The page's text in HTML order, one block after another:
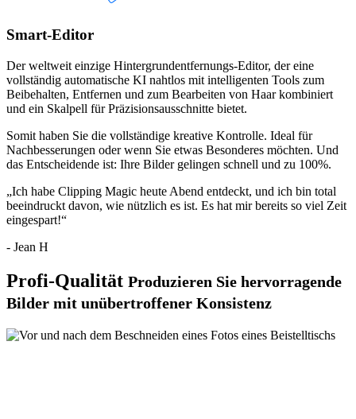
Smart-Editor
Der weltweit einzige Hintergrundentfernungs-Editor, der eine
vollständig automatische KI nahtlos mit intelligenten Tools zum
Beibehalten, Entfernen und zum Bearbeiten von Haarkombiniert
und ein Skalpell für Präzisionsausschnitte bietet.
Somit haben Sie die vollständige kreative Kontrolle. Ideal für
Nachbesserungen oder wenn Sie etwas Besonderes möchten. Und
das Entscheidende ist: Ihre Bilder gelingen schnell und zu 100%.
„Ich habe Clipping Magic heute Abend entdeckt, und ich bin total
beeindruckt davon, wie nützlich es ist. Es hat mir bereits so viel Zeit
eingespart!“
- Jean H
Profi-Qualität Produzieren Sie hervorragende
Bilder mit unübertroffener Konsistenz